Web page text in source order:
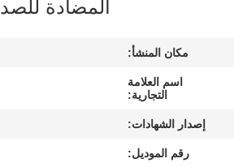
مراقبة
اتصل
المضادة للصدأ
مكان المنشأ:
اسم العلامة
التجارية:
إصدار الشهادات:
رقم الموديل: